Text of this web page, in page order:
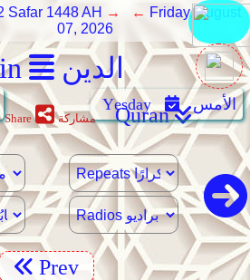
الدين
Safar 1448 AH → ← Friday, August
07, 2026
Yẹsday الأمس
Share مشاركة Quran
Prev